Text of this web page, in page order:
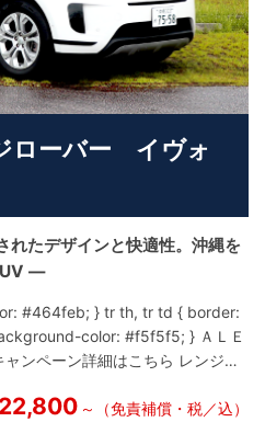
ローバー イヴォ
たデザインと快適性。沖縄を
―
ーン詳細はこちら レンジロ
ミアムコンパクトSUVです。 先代
22,800 ～（免責補償・税／込）